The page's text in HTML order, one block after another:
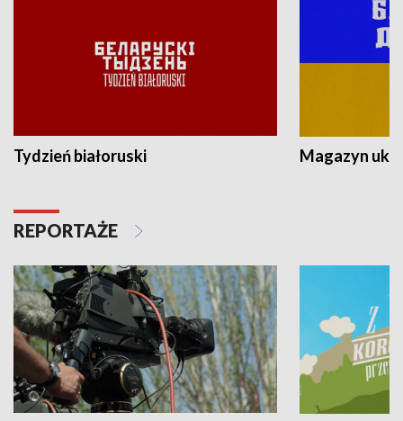
Tydzień białoruski Magazyn
REPORTAŻE